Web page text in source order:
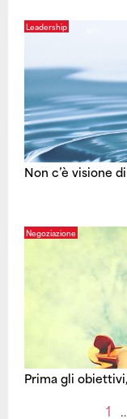
Leadership
Non c’è visione
Negoziazione
Prima gli
1